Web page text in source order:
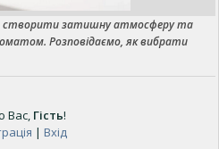
створити затишну атмосферу та
Розповідаємо, як вибрати
Вас, Гість!
| Вхід